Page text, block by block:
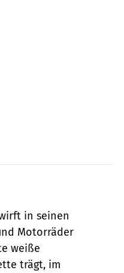
in seinen
Motorräder
weiße
trägt, im